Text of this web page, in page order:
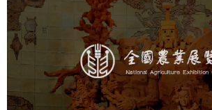
农业展览馆
文化艺术 展馆网站建设
博物
数字博物馆建设
展厅空间设计